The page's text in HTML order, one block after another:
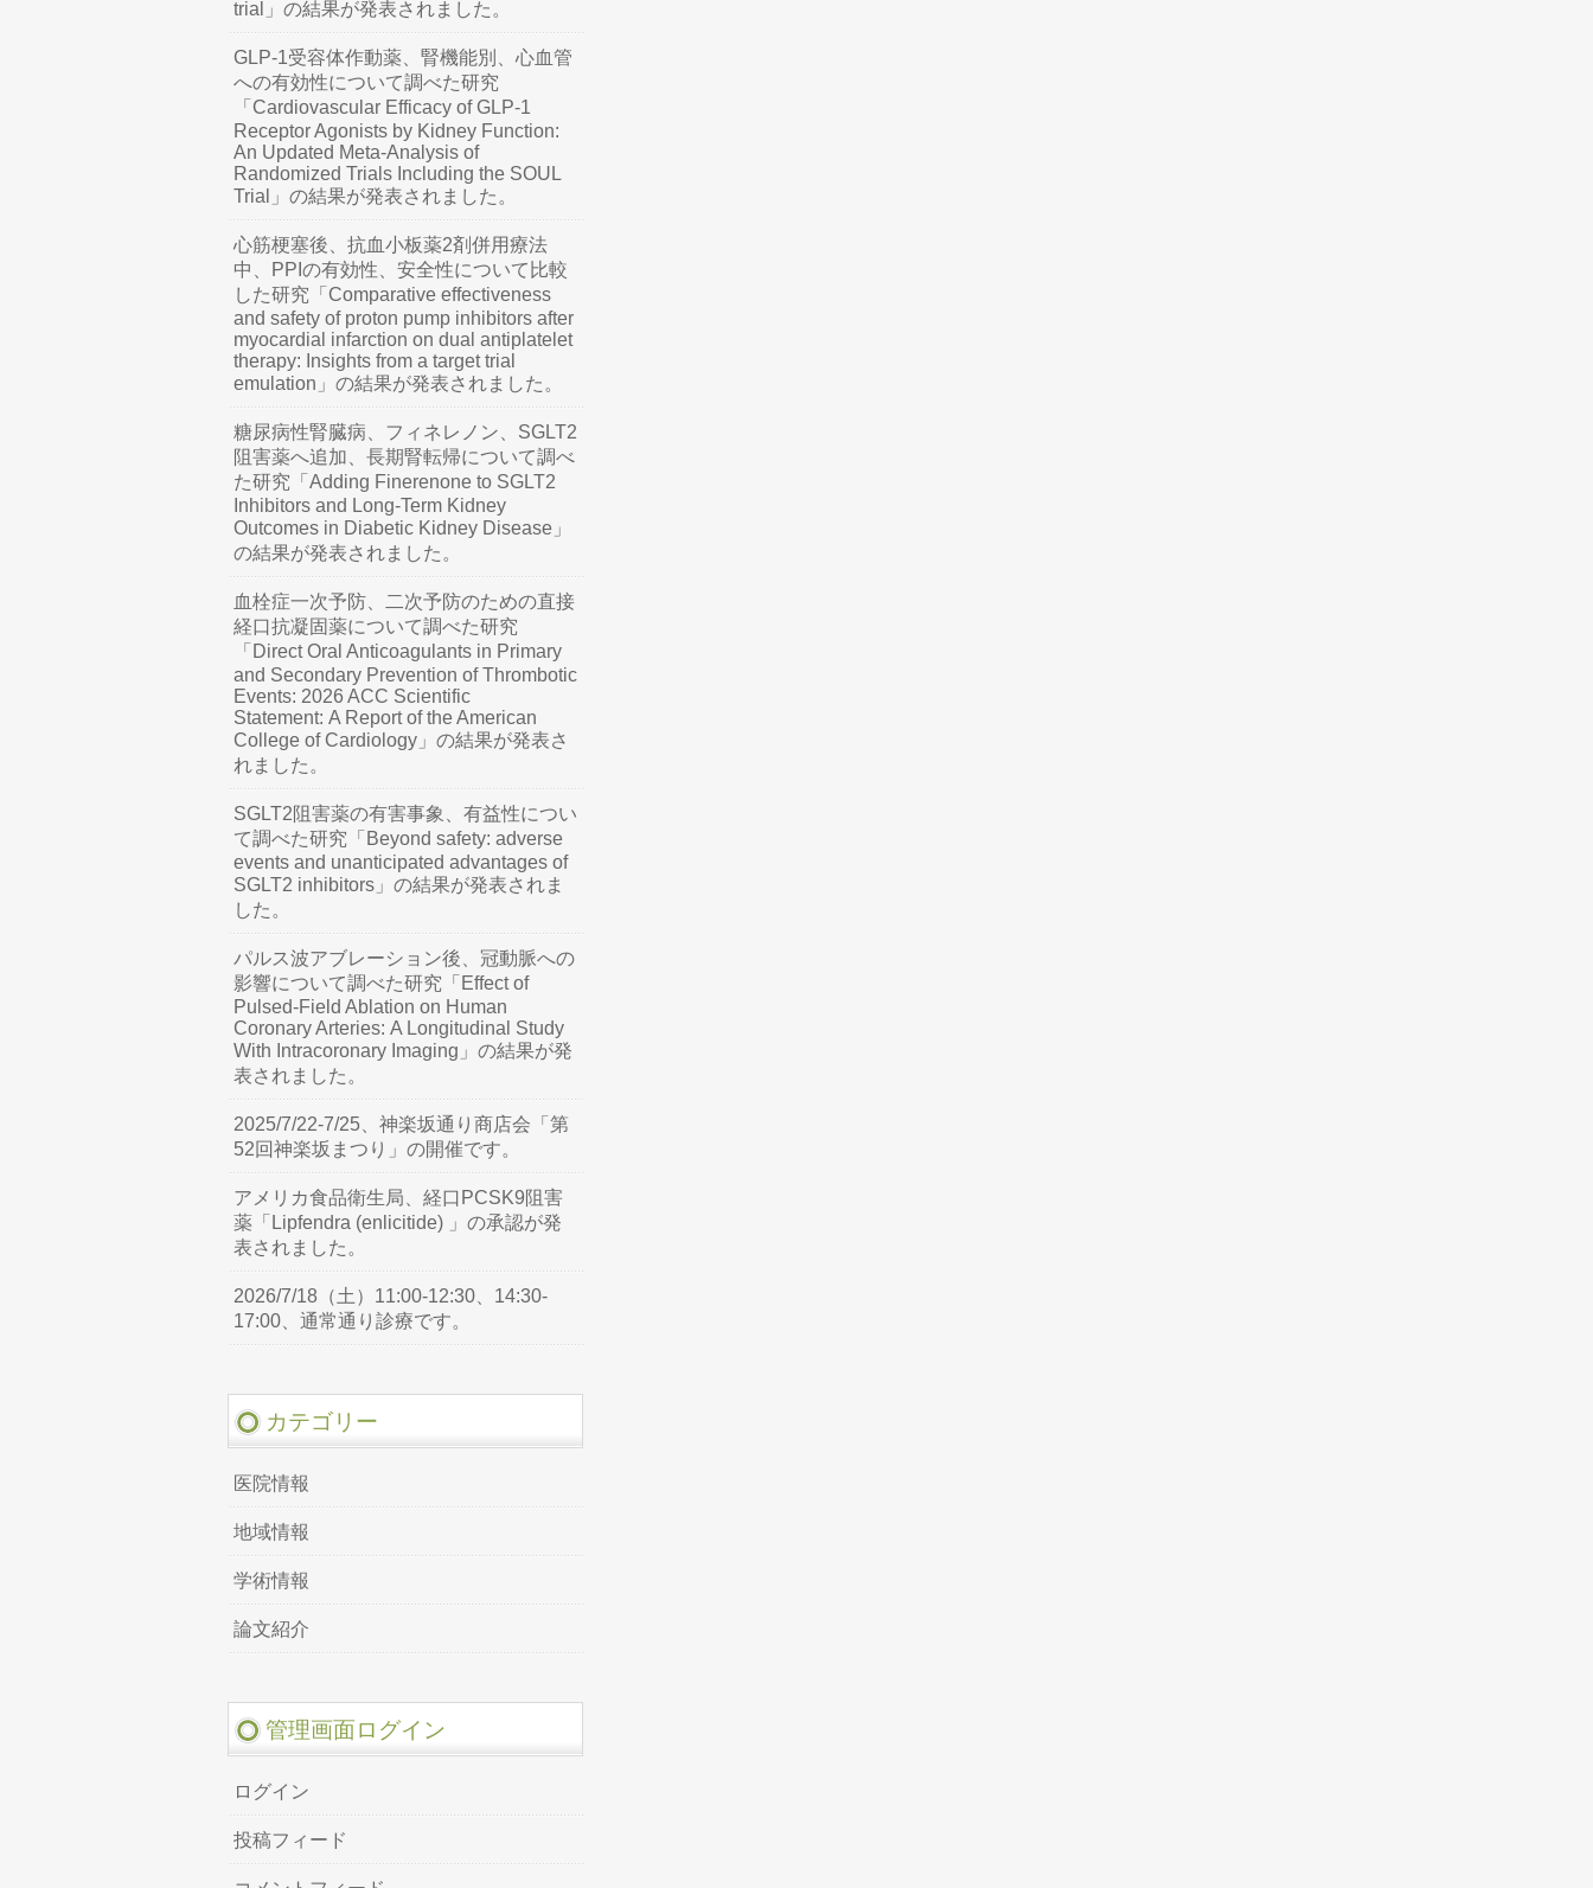
trial」の結果が発表されました。
GLP-1受容体作動薬、腎機能別、心血管
への有効性について調べた研究
「Cardiovascular Efficacy of GLP-1
Receptor Agonists by Kidney Function:
An Updated Meta-Analysis of
Randomized Trials Including the SOUL
Trial」の結果が発表されました。
心筋梗塞後、抗血小板薬2剤併用療法
中、PPIの有効性、安全性について比較
した研究「Comparative effectiveness
and safety of proton pump inhibitors after
myocardial infarction on dual antiplatelet
therapy: Insights from a target trial
emulation」の結果が発表されました。
糖尿病性腎臓病、フィネレノン、SGLT2
阻害薬へ追加、長期腎転帰について調べ
た研究「Adding Finerenone to SGLT2
Inhibitors and Long-Term Kidney
Outcomes in Diabetic Kidney Disease」
の結果が発表されました。
血栓症一次予防、二次予防のための直接
経口抗凝固薬について調べた研究
「Direct Oral Anticoagulants in Primary
and Secondary Prevention of Thrombotic
Events: 2026 ACC Scientific
Statement: A Report of the American
College of Cardiology」の結果が発表さ
れました。
SGLT2阻害薬の有害事象、有益性につい
て調べた研究「Beyond safety: adverse
events and unanticipated advantages of
SGLT2 inhibitors」の結果が発表されま
した。
パルス波アブレーション後、冠動脈への
影響について調べた研究「Effect of
Pulsed-Field Ablation on Human
Coronary Arteries: A Longitudinal Study
With Intracoronary Imaging」の結果が発
表されました。
2025/7/22-7/25、神楽坂通り商店会「第
52回神楽坂まつり」の開催です。
アメリカ食品衛生局、経口PCSK9阻害
薬「Lipfendra (enlicitide) 」の承認が発
表されました。
2026/7/18（土）11:00-12:30、14:30-
17:00、通常通り診療です。
カテゴリー
医院情報
地域情報
学術情報
論文紹介
管理画面ログイン
ログイン
投稿フィード